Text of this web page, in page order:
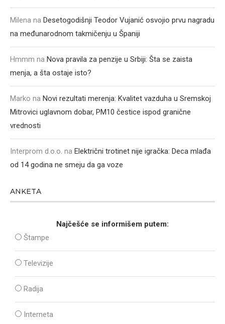
Milena na Desetogodišnji Teodor Vujanić osvojio prvu nagradu
na međunarodnom takmičenju u Španiji
Hmmm na Nova pravila za penzije u Srbiji: Šta se zaista
menja, a šta ostaje isto?
Marko na Novi rezultati merenja: Kvalitet vazduha u Sremskoj
Mitrovici uglavnom dobar, PM10 čestice ispod granične
vrednosti
Interprom d.o.o. na Električni trotinet nije igračka: Deca mlađa
od 14 godina ne smeju da ga voze
ANKETA
Najčešće se informišem putem:
Štampe
Televizije
Radija
Interneta